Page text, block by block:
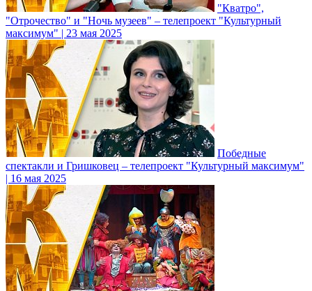
"Кватро",
"Отрочество" и "Ночь музеев" – телепроект "Культурный
максимум" | 23 мая 2025
Победные
спектакли и Гришковец – телепроект "Культурный максимум"
| 16 мая 2025